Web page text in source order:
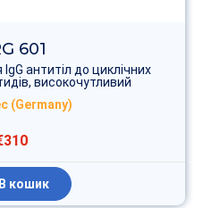
601
антитіл до циклічних
високочутливий
(Germany)
В кошик